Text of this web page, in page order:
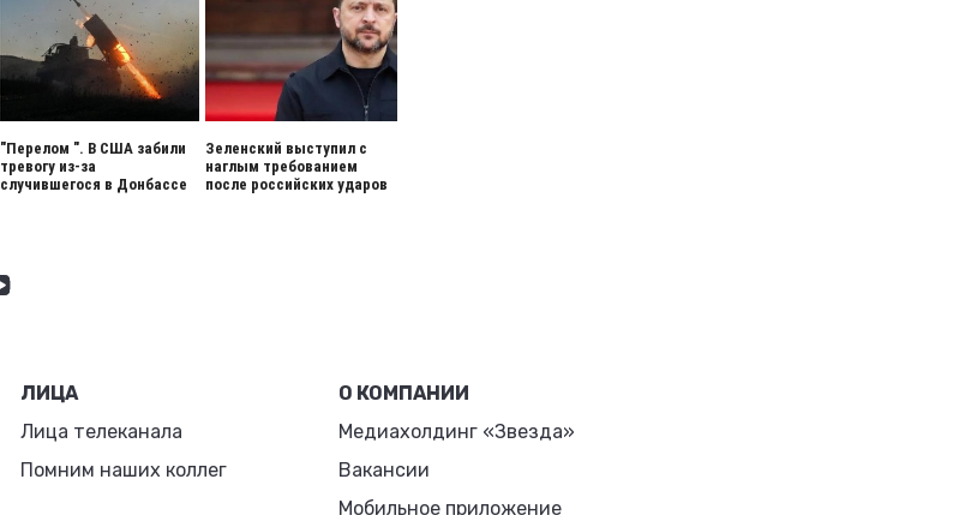
"Перелом ". В США забили
тревогу из-за
случившегося в Донбассе
Зеленский выступил с
наглым требованием
после российских ударов
ЛИЦА
Лица телеканала
Помним наших коллег
О КОМПАНИИ
Медиахолдинг «Звезда»
Вакансии
Мобильное приложение